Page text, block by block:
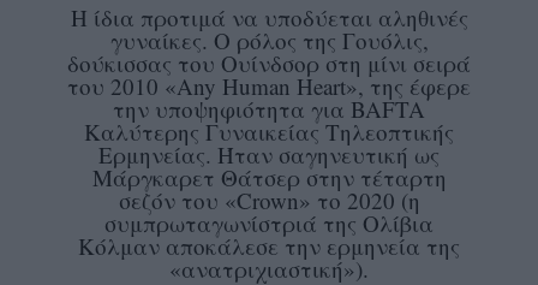
Η ίδια προτιμά να υποδύεται αληθινές
γυναίκες. Ο ρόλος της Γουόλις,
δούκισσας του Ουίνδσορ στη μίνι σειρά
του 2010 «Any Human Heart», της έφερε
την υποψηφιότητα για BAFTA
Καλύτερης Γυναικείας Τηλεοπτικής
Ερμηνείας. Ήταν σαγηνευτική ως
Μάργκαρετ Θάτσερ στην τέταρτη
σεζόν του «Crown» το 2020 (η
συμπρωταγωνίστριά της Ολίβια
Κόλμαν αποκάλεσε την ερμηνεία της
«ανατριχιαστική»).